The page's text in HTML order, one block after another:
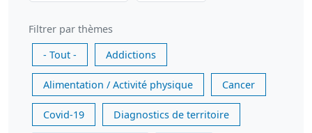
Filtrer par thèmes
- Tout -
Addictions
Alimentation / Activité physique Cancer
Covid-19 Diagnostics de territoire